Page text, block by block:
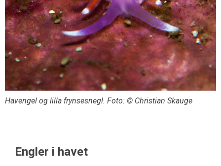
Havengel og lilla frynsesnegl. Foto: © Christian Skauge
Engler i havet